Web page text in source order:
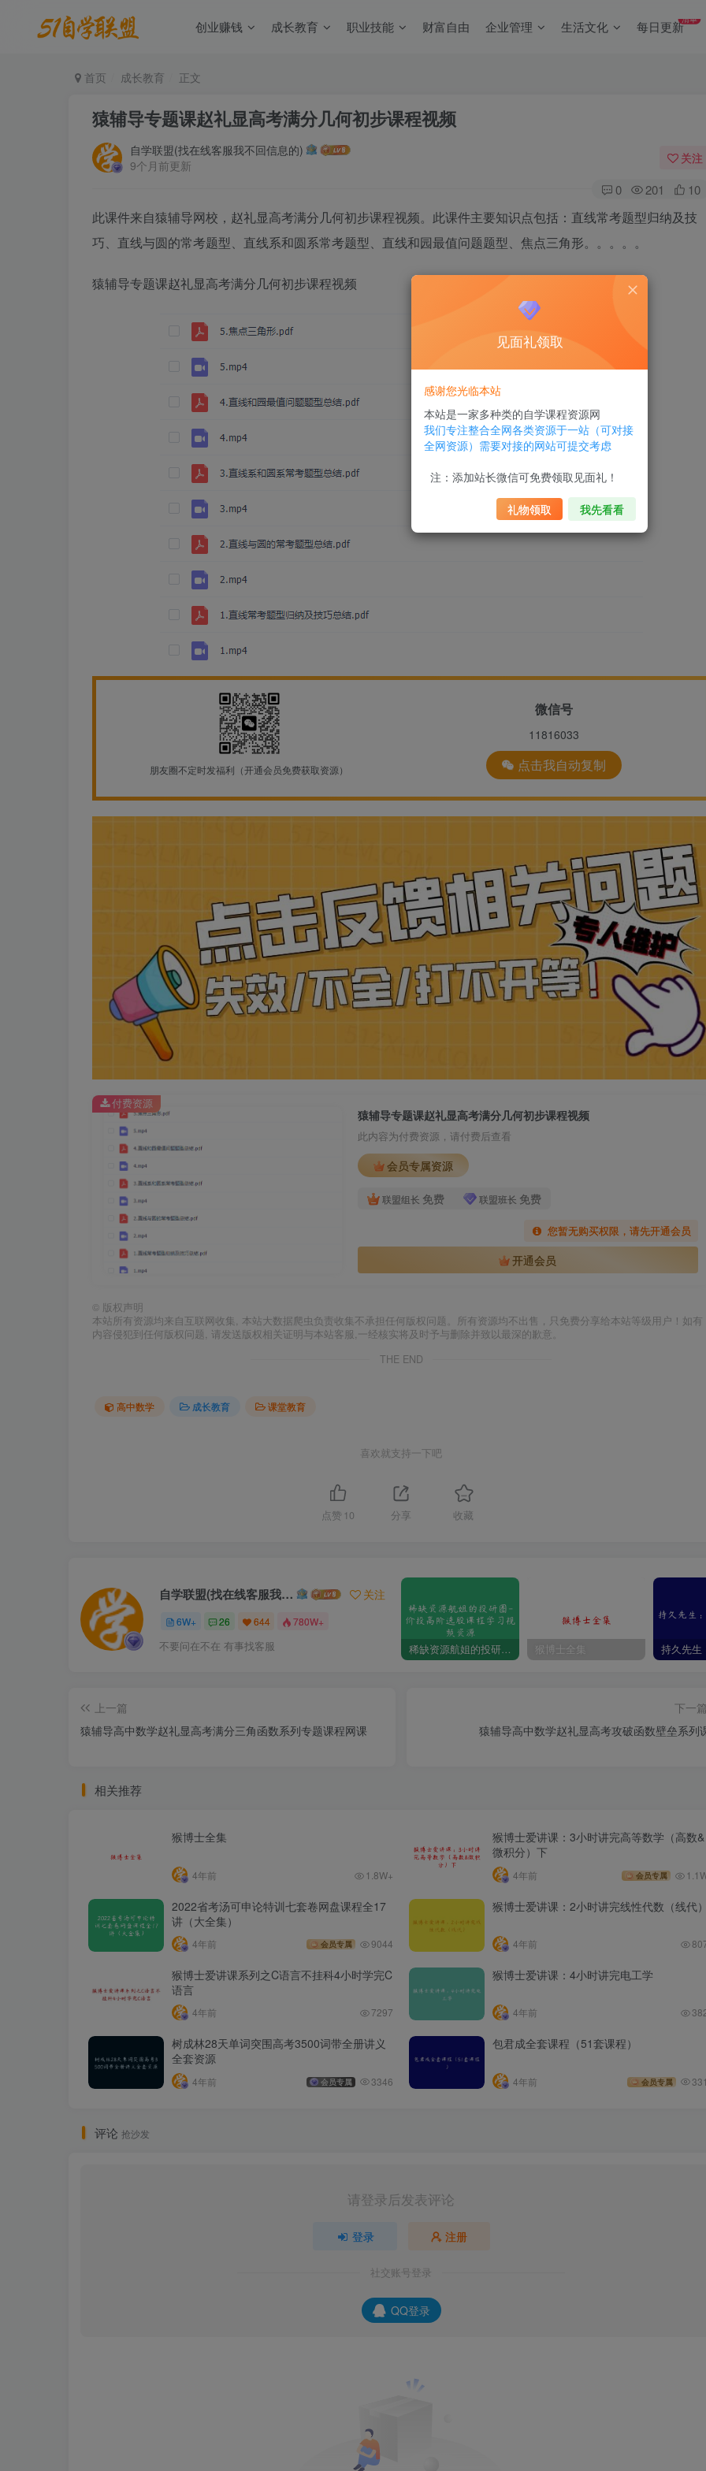
创业赚钱 成长教育 职业技能 财富自由 企业管理 生活文化 每日更新清单
首页 成长教育 正文
猿辅导专题课赵礼显高考满分几何初步课程视频
自学联盟(找在线客服我不回信息的)
9个月前更新
关注
0 201 10
此课件来自猿辅导网校，赵礼显高考满分几何初步课程视频。此课件主要知识点包括：直线常考题型归纳及技
巧、直线与圆的常考题型、直线系和圆系常考题型、直线和园最值问题题型、焦点三角形。。。。。
猿辅导专题课赵礼显高考满分几何初步课程视频
朋友圈不定时发福利（开通会员免费获取资源）
微信号
11816033
点击我自动复制
猿辅导专题课赵礼显高考满分几何初步课程视频
此内容为付费资源，请付费后查看
会员专属资源
联盟组长 免费 联盟班长 免费
您暂无购买权限，请先开通会员
开通会员
付费资源
© 版权声明
本站所有资源均来自互联网收集, 本站大数据爬虫负责收集不承担任何版权问题。所有资源均不出售，只免费分享给本站等级用户！如有
内容侵犯到任何版权问题, 请发送版权相关证明与本站客服,一经核实将及时予与删除并致以最深的歉意。
THE END
高中数学 成长教育 课堂教育
喜欢就支持一下吧
点赞 10 分享 收藏
自学联盟(找在线客服我不回信息的) 关注
6W+ 26 644 780W+
不要问在不在 有事找客服 稀缺资源航姐的投研圈-价投高阶选股课程学习视频资源 猴博士全集
上一篇
猿辅导高中数学赵礼显高考满分三角函数系列专题课程网课
下一篇
猿辅导高中数学赵礼显高考攻破函数壁垒系列
相关推荐
猴博士全集
4年前 1.8W+
猴博士爱讲课：3小时讲完高等数学（高数&
微积分）下
4年前 会员专属
2022省考汤可申论特训七套卷网盘课程全17
讲（大全集）
4年前 会员专属 9044
猴博士爱讲课：2小时讲完线性代数（线代）
4年前
猴博士爱讲课系列之C语言不挂科4小时学完C
语言
4年前 7297
猴博士爱讲课：4小时讲完电工学
4年前
树成林28天单词突围高考3500词带全册讲义
全套资源
4年前 会员专属 3346
包君成全套课程（51套课程）
4年前 会员专属
评论 抢沙发
请登录后发表评论
登录 注册
社交账号登录
QQ登录
见面礼领取
感谢您光临本站
本站是一家多种类的自学课程资源网
我们专注整合全网各类资源于一站（可对接
全网资源）需要对接的网站可提交考虑
注：添加站长微信可免费领取见面礼！
礼物领取 我先看看